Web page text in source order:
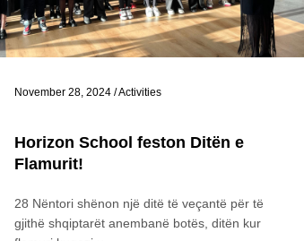
November 28, 2024 /Activities
Horizon School feston Ditën e
Flamurit!
28 Nëntori shënon një ditë të veçantë për të
gjithë shqiptarët anembanë botës, ditën kur